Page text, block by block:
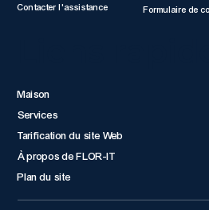
Contacter l'assistance
Formulaire de
Maison
Services
Tarification du site Web
À propos de FLOR-IT
Plan du site